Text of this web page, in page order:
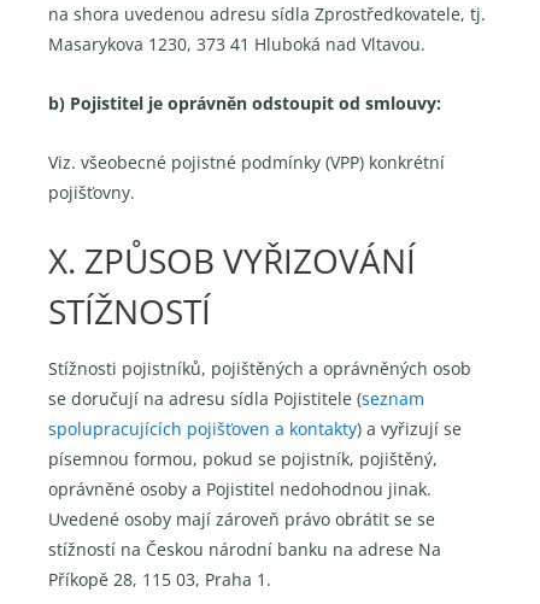
na shora uvedenou adresu sídla Zprostředkovatele, tj.
Masarykova 1230, 373 41 Hluboká nad Vltavou.
b) Pojistitel je oprávněn odstoupit od smlouvy:
Viz. všeobecné pojistné podmínky (VPP) konkrétní
pojišťovny.
X. ZPŮSOB VYŘIZOVÁNÍ
STÍŽNOSTÍ
Stížnosti pojistníků, pojištěných a oprávněných osob
se doručují na adresu sídla Pojistitele (seznam
spolupracujících pojišťoven a kontakty) a vyřizují se
písemnou formou, pokud se pojistník, pojištěný,
oprávněné osoby a Pojistitel nedohodnou jinak.
Uvedené osoby mají zároveň právo obrátit se se
stížností na Českou národní banku na adrese Na
Příkopě 28, 115 03, Praha 1.